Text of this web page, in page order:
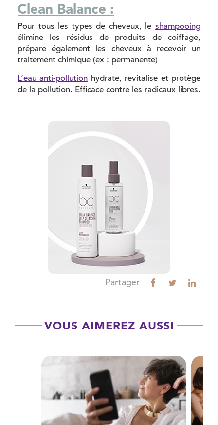
Clean Balance :
Pour tous les types de cheveux, leshampooing
élimine les résidus de produits de coiffage,
prépare également les cheveux à recevoir un
traitement chimique (ex : permanente)
L’eau anti-pollution hydrate, revitalise et protège
de la pollution. Efficace contre les radicaux libres.
Partager
VOUS AIMEREZ AUSSI